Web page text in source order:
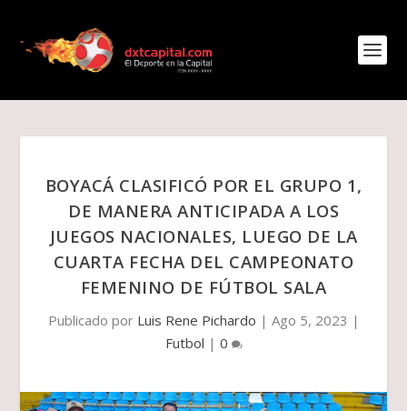
BOYACÁ CLASIFICÓ POR EL GRUPO 1,
DE MANERA ANTICIPADA A LOS
JUEGOS NACIONALES, LUEGO DE LA
CUARTA FECHA DEL CAMPEONATO
FEMENINO DE FÚTBOL SALA
Publicado por Luis Rene Pichardo | Ago 5, 2023 |
Futbol | 0